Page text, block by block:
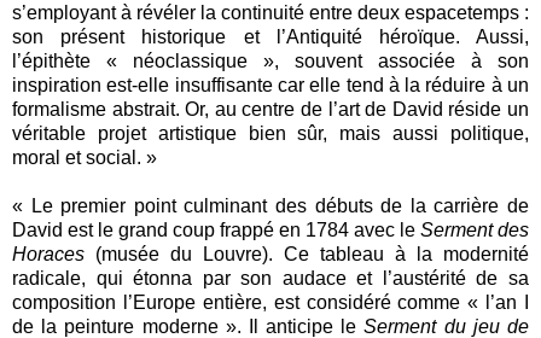
s’employant à révéler la continuité entre deux espacetemps :
son présent historique et l’Antiquité héroïque. Aussi,
l’épithète « néoclassique », souvent associée à son
inspiration est-elle insuffisante car elle tend à la réduire à un
formalisme abstrait. Or, au centre de l’art de David réside un
véritable projet artistique bien sûr, mais aussi politique,
moral et social. »
« Le premier point culminant des débuts de la carrière de
David est le grand coup frappé en 1784 avec le Serment des
Horaces (musée du Louvre). Ce tableau à la modernité
radicale, qui étonna par son audace et l’austérité de sa
composition l’Europe entière, est considéré comme « l’an I
de la peinture moderne ». Il anticipe leSerment du jeu de